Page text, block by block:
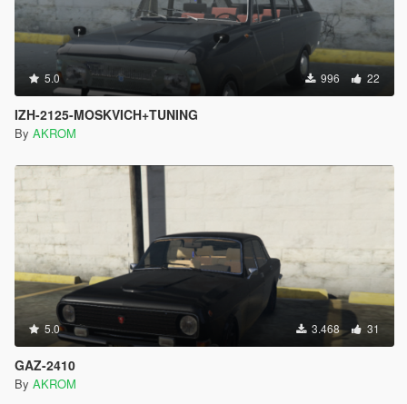
5.0 996 22
IZH-2125-MOSKVICH+TUNING
By AKROM
5.0 3.468 31
GAZ-2410
By AKROM